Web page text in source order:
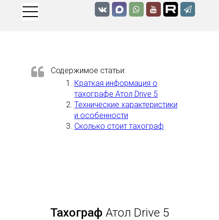
Содержимое статьи:
Краткая информация о
тахографе Атол Drive 5
Технические характеристики
и особенности
Сколько стоит тахограф
Тахограф Атол Drive 5